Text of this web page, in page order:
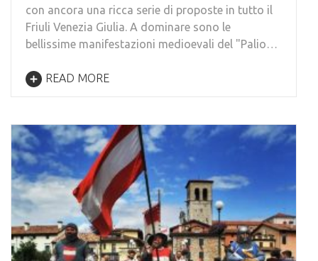
con ancora una ricca serie di proposte in tutto il
Friuli Venezia Giulia. A dominare sono le
bellissime manifestazioni medioevali del "Palio…
READ MORE